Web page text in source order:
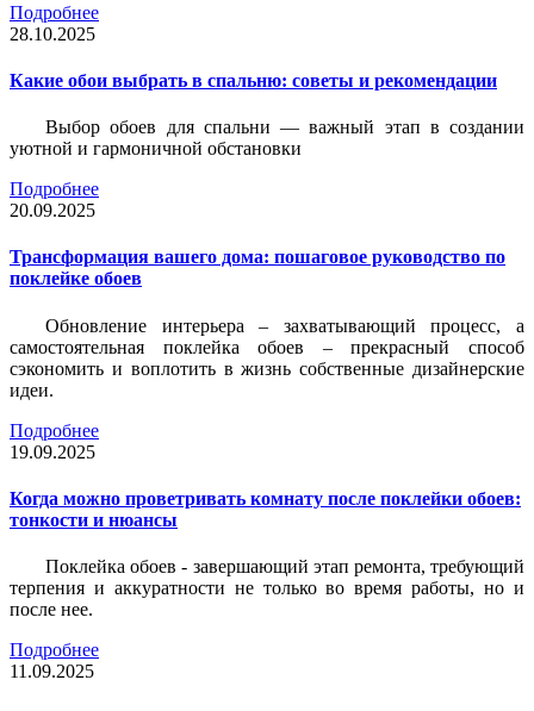
Подробнее
28.10.2025
Какие обои выбрать в спальню: советы и рекомендации
Выбор обоев для спальни — важный этап в создании
уютной и гармоничной обстановки
Подробнее
20.09.2025
Трансформация вашего дома: пошаговое руководство по
поклейке обоев
Обновление интерьера – захватывающий процесс, а
самостоятельная поклейка обоев – прекрасный способ
сэкономить и воплотить в жизнь собственные дизайнерские
идеи.
Подробнее
19.09.2025
Когда можно проветривать комнату после поклейки обоев:
тонкости и нюансы
Поклейка обоев - завершающий этап ремонта, требующий
терпения и аккуратности не только во время работы, но и
после нее.
Подробнее
11.09.2025